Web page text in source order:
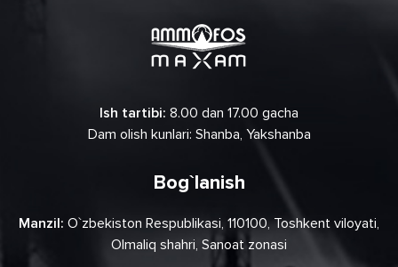
Ish tartibi: 8.00 dan 17.00 gacha
Dam olish kunlari: Shanba, Yakshanba
Bog`lanish
Manzil: O`zbekiston Respublikasi, 110100, Toshkent viloyati,
Olmaliq shahri, Sanoat zonasi